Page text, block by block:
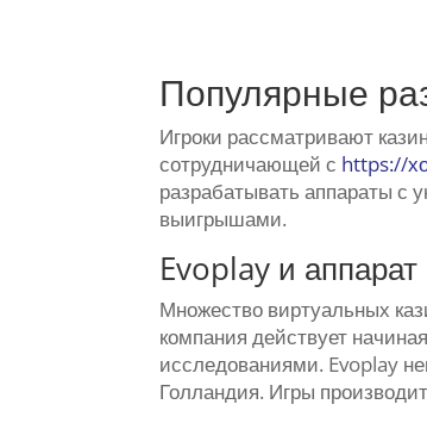
Популярные
Игроки рассматривают
сотрудничающей с https://
разрабатывать аппараты с
выигрышами.
Evoplay и
Множество виртуальных
компания действует
исследованиями. Evoplay
Голландия. Игры